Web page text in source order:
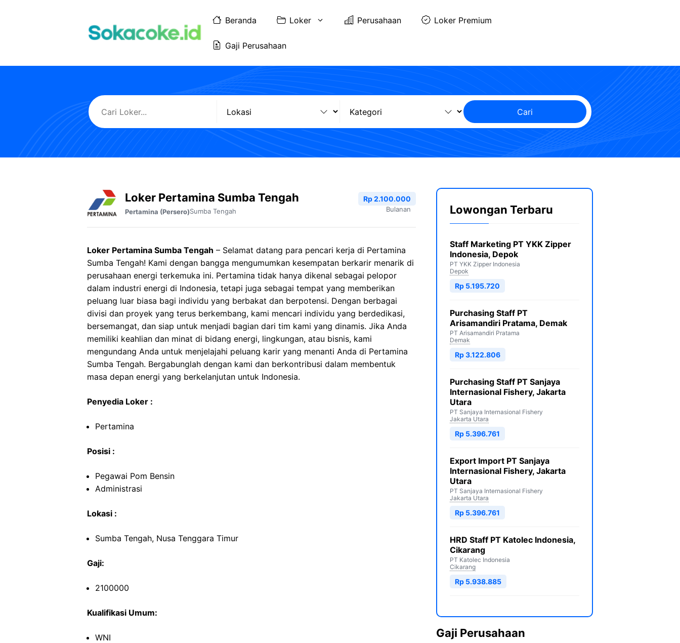
Beranda Loker Perusahaan Loker Premium
Gaji Perusahaan
Cari
Loker Pertamina Sumba Tengah
Pertamina (Persero)Sumba Tengah
Rp 2.100.000
Bulanan
Loker Pertamina Sumba Tengah – Selamat datang para pencari kerja di Pertamina
Sumba Tengah! Kami dengan bangga mengumumkan kesempatan berkarir menarik di
perusahaan energi terkemuka ini. Pertamina tidak hanya dikenal sebagai pelopor
dalam industri energi di Indonesia, tetapi juga sebagai tempat yang memberikan
peluang luar biasa bagi individu yang berbakat dan berpotensi. Dengan berbagai
divisi dan proyek yang terus berkembang, kami mencari individu yang berdedikasi,
bersemangat, dan siap untuk menjadi bagian dari tim kami yang dinamis. Jika Anda
memiliki keahlian dan minat di bidang energi, lingkungan, atau bisnis, kami
mengundang Anda untuk menjelajahi peluang karir yang menanti Anda di Pertamina
Sumba Tengah. Bergabunglah dengan kami dan berkontribusi dalam membentuk
masa depan energi yang berkelanjutan untuk Indonesia.
Penyedia Loker :
Pertamina
Posisi :
Pegawai Pom Bensin
Administrasi
Lokasi :
Sumba Tengah, Nusa Tenggara Timur
Gaji:
2100000
Kualifikasi Umum:
WNI
Lowongan Terbaru
Staff Marketing PT YKK Zipper
Indonesia, Depok
PT YKK Zipper Indonesia
Depok
Rp 5.195.720
Purchasing Staff PT
Arisamandiri Pratama, Demak
PT Arisamandiri Pratama
Demak
Rp 3.122.806
Purchasing Staff PT Sanjaya
Internasional Fishery, Jakarta
Utara
PT Sanjaya Internasional Fishery
Jakarta Utara
Rp 5.396.761
Export Import PT Sanjaya
Internasional Fishery, Jakarta
Utara
PT Sanjaya Internasional Fishery
Jakarta Utara
Rp 5.396.761
HRD Staff PT Katolec Indonesia,
Cikarang
PT Katolec Indonesia
Cikarang
Rp 5.938.885
Gaji Perusahaan